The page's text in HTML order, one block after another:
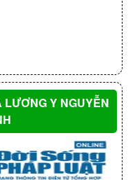
phận sinh dục bị
có triệu chứng sùi
tượng vô sinh ở
tác động điều trị
LƯƠNG Y NGUYỄN